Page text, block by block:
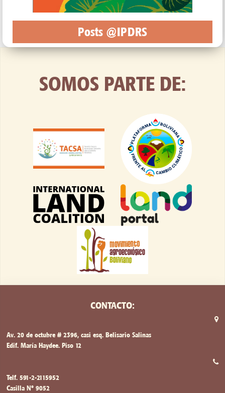
Posts @IPDRS
SOMOS PARTE DE:
CONTACTO:
Av. 20 de octubre # 2396, casi esq. Belisario Salinas
Edif. María Haydee. Piso 12
Telf. 591-2-2115952
Casilla Nº 9052